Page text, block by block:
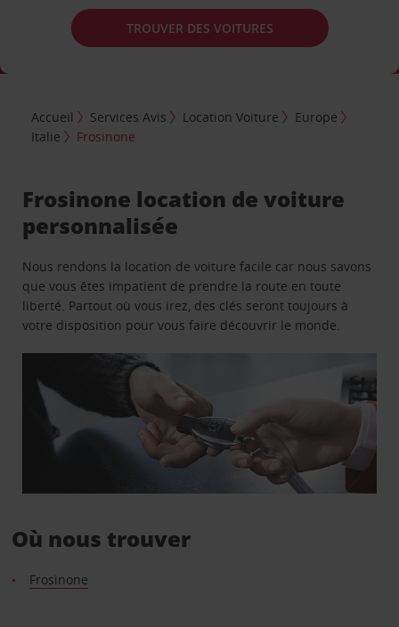
TROUVER DES VOITURES
Accueil Services Avis Location Voiture
Europe
Italie
Frosinone
Frosinone location de voiture
personnalisée
Nous rendons la location de voiture facile car nous savons
que vous êtes impatient de prendre la route en toute
liberté. Partout où vous irez, des clés seront toujours à
votre disposition pour vous faire découvrir le monde.
Où nous trouver
Frosinone